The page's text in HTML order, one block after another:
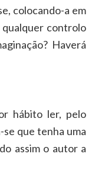
colocando-a em
controlo
Haverá
hábito ler, pelo
se que tenha uma
assim o autor a